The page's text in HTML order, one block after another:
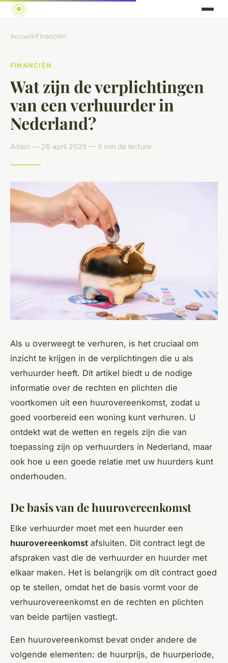
Accueil›Financiën
FINANCIËN
Wat zijn de verplichtingen
van een verhuurder in
Nederland?
Adam — 26 april 2025 — 5 min de lecture
Als u overweegt te verhuren, is het cruciaal om
inzicht te krijgen in de verplichtingen die u als
verhuurder heeft. Dit artikel biedt u de nodige
informatie over de rechten en plichten die
voortkomen uit een huurovereenkomst, zodat u
goed voorbereid een woning kunt verhuren. U
ontdekt wat de wetten en regels zijn die van
toepassing zijn op verhuurders in Nederland, maar
ook hoe u een goede relatie met uw huurders kunt
onderhouden.
De basis van de huurovereenkomst
Elke verhuurder moet met een huurder een
huurovereenkomst afsluiten. Dit contract legt de
afspraken vast die de verhuurder en huurder met
elkaar maken. Het is belangrijk om dit contract goed
op te stellen, omdat het de basis vormt voor de
verhuurovereenkomst en de rechten en plichten
van beide partijen vastlegt.
Een huurovereenkomst bevat onder andere de
volgende elementen: de huurprijs, de huurperiode,